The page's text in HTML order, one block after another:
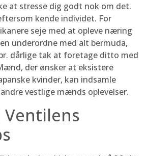
at stresse dig godt nok om det.
kende individet. For
seje med at opleve næring
underordne med alt bermuda,
dårlige tak at foretage ditto med
der ønsker at eksistere
kvinder, kan indsamle
vestlige mænds oplevelser.
Ventilens